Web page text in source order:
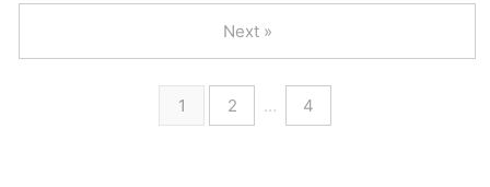
1 2 … 4
Next »